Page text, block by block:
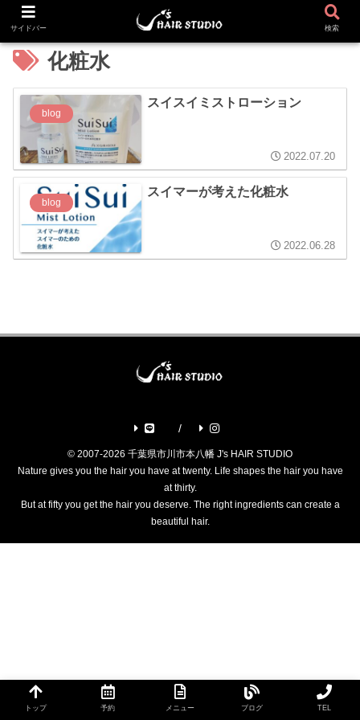
化粧水
blog
スイスイミストローション
2022.07.20
blog
スイマーが考えた化粧水
2022.06.28
© 2007-2026 千葉県市川市本八幡 J's HAIR STUDIO
Nature gives you the hair you have at twenty. Life shapes the hair you have
at thirty.
But at fifty you get the hair you deserve. The right ingredients can create a
beautiful hair.
サイドバー 検索
トップ 予約 メニュー ブログ TEL